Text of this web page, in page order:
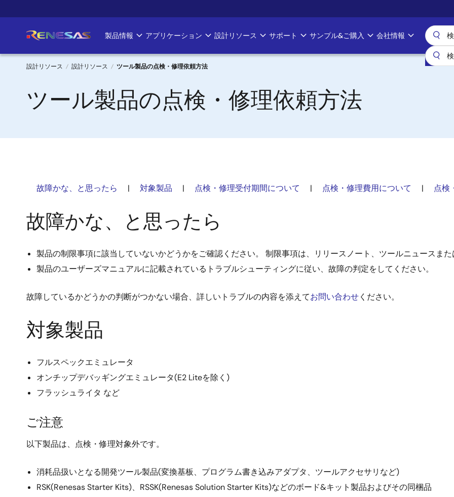
イ
ン
Main
navigation
製品情報 アプリケーション 設計リソース サポート サンプル&ご購入 会社情報
パ
ン
く
設計リソース 設計リソース ツール製品の点検・修理依頼方法
ツール製品の点検・修理依頼方法
故障かな、と思ったら | 対象製品 | 点検・修理受付期間について | 点検・修理費用について | 点検
故障かな、と思ったら
製品の制限事項に該当していないかどうかをご確認ください。 制限事項は、リリースノート、ツールニュースま
製品のユーザーズマニュアルに記載されているトラブルシューティングに従い、故障の判定をしてください。
故障しているかどうかの判断がつかない場合、詳しいトラブルの内容を添えてお問い合わせください。
対象製品
フルスペックエミュレータ
オンチップデバッギングエミュレータ(E2 Liteを除く)
フラッシュライタ など
ご注意
以下製品は、点検・修理対象外です。
消耗品扱いとなる開発ツール製品(変換基板、プログラム書き込みアダプタ、ツールアクセサリなど)
RSK(Renesas Starter Kits)、RSSK(Renesas Solution Starter Kits)などのボード&キット製品およびその同梱品